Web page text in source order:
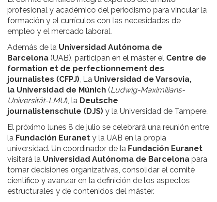
profesional y académico del periodismo para vincular la
formación y el currículos con las necesidades de
empleo y el mercado laboral.
Además de la Universidad Autónoma de
Barcelona (UAB), participan en el máster el Centre de
formation et de perfectionnement des
journalistes (CFPJ), La Universidad de Varsovia,
la Universidad de Múnich (Ludwig-Maximilians-
Universität-LMU), la Deutsche
journalistenschule (DJS) y la Universidad de Tampere.
El próximo lunes 8 de julio se celebrará una reunión entre
la Fundación Euranet y la UAB en la propia
universidad. Un coordinador de la Fundación Euranet
visitará la Universidad Autónoma de Barcelona para
tomar decisiones organizativas, consolidar el comité
científico y avanzar en la definición de los aspectos
estructurales y de contenidos del máster.